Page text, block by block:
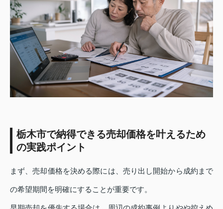
栃木市で納得できる売却価格を叶えるため
の実践ポイント
まず、売却価格を決める際には、売り出し開始から成約まで
の希望期間を明確にすることが重要です。